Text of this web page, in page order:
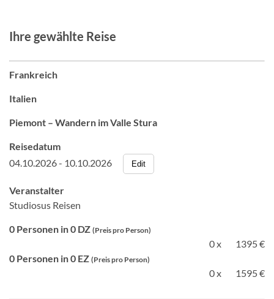
Ihre gewählte Reise
Frankreich
Italien
Piemont – Wandern im Valle Stura
Reisedatum
04.10.2026 - 10.10.2026
Edit
Veranstalter
Studiosus Reisen
0 Personen in 0 DZ (Preis pro Person)
0 x
1395 €
0 Personen in 0 EZ (Preis pro Person)
0 x 1595 €